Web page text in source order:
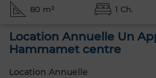
80 m² 1 Ch.
Location Annuelle Un
Hammamet centre
Location Annuelle